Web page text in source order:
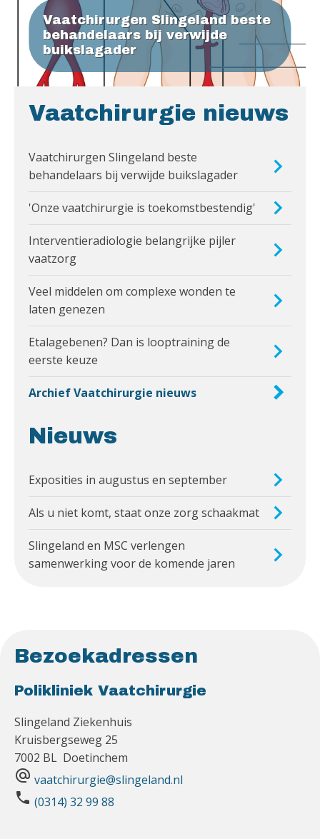
Vaatchirurgen Slingeland beste
behandelaars bij verwijde
buikslagader
Vaatchirurgie nieuws
Vaatchirurgen Slingeland beste
behandelaars bij verwijde buikslagader
'Onze vaatchirurgie is toekomstbestendig'
Interventieradiologie belangrijke pijler
vaatzorg
Veel middelen om complexe wonden te
laten genezen
Etalagebenen? Dan is looptraining de
eerste keuze
Archief Vaatchirurgie nieuws
Nieuws
Exposities in augustus en september
Als u niet komt, staat onze zorg schaakmat
Slingeland en MSC verlengen
samenwerking voor de komende jaren
Bezoekadressen
Polikliniek Vaatchirurgie
Slingeland Ziekenhuis
Kruisbergseweg 25
7002 BL Doetinchem
alternate_email vaatchirurgie@slingeland.nl
phone (0314) 32 99 88